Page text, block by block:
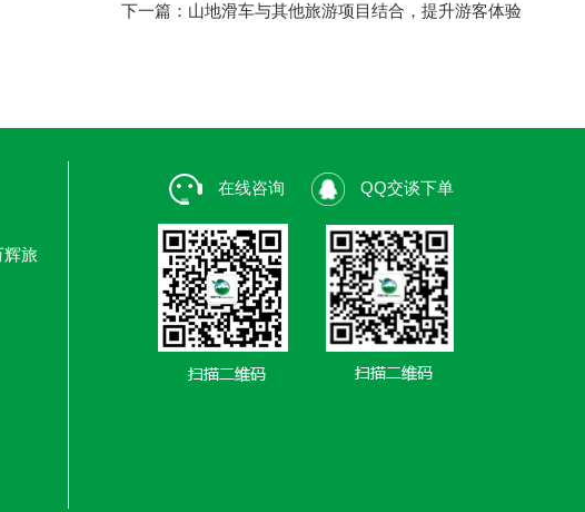
下一篇： 山地滑车与其他旅游项目结合，提升游客体验
旅
在线咨询 QQ交谈下单